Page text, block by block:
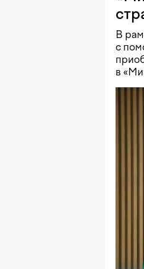
В
с
в